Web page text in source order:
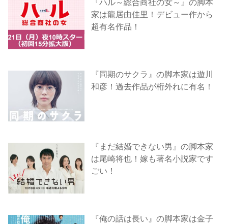
『ハル～総合商社の女～』の脚本
家は龍居由佳里！デビュー作から
超有名作品！
『同期のサクラ』の脚本家は遊川
和彦！過去作品が桁外れに有名！
『まだ結婚できない男』の脚本家
は尾崎将也！嫁も著名小説家です
ごい！
『俺の話は長い』の脚本家は金子